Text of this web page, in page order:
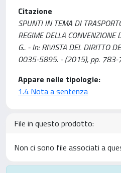
Citazione
SPUNTI IN TEMA DI
REGIME DELLA
G.. - In: RIVISTA DEL DIRITTO
0035-5895. - (2015), pp. 783-
Appare nelle tipologie:
1.4 Nota a sentenza
File in questo prodotto:
Non ci sono file associati a